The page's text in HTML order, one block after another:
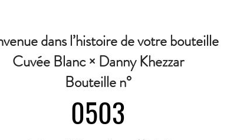
dans l’histoire de votre bouteille
Cuvée Blanc × Danny Khezzar
Bouteille n°
0503